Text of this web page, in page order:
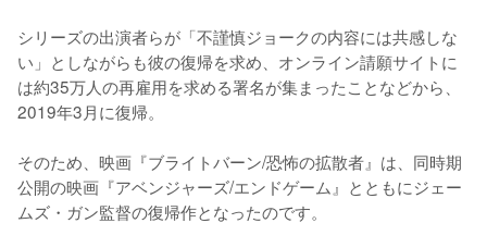
シリーズの出演者らが「不謹慎ジョークの内容には共感しな
い」としながらも彼の復帰を求め、オンライン請願サイトに
は約35万人の再雇用を求める署名が集まったことなどから、
2019年3月に復帰。
そのため、映画『ブライトバーン/恐怖の拡散者』は、同時期
公開の映画『アベンジャーズ/エンドゲーム』とともにジェー
ムズ・ガン監督の復帰作となったのです。